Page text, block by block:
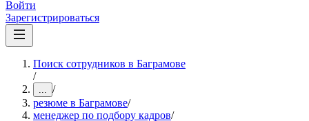
Войти
Зарегистрироваться
Поиск сотрудников в Баграмове
/
... /
резюме в Баграмове/
менеджер по подбору кадров/